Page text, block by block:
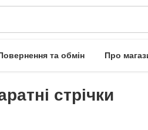
та обмін Про
стрічки